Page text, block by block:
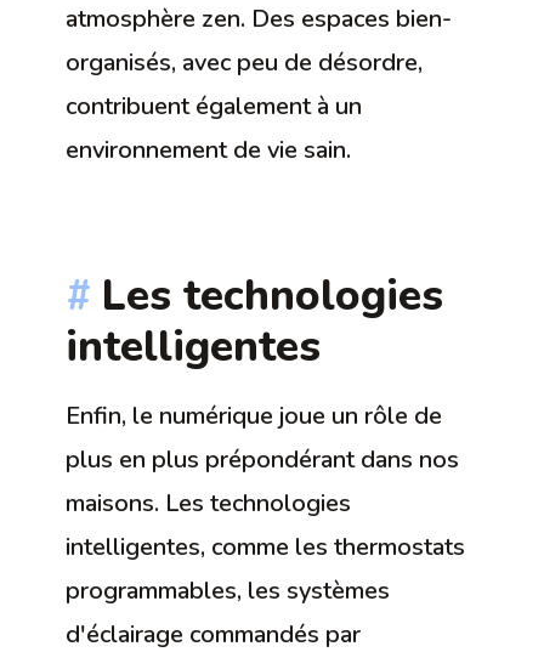
atmosphère zen. Des espaces bien-
organisés, avec peu de désordre,
contribuent également à un
environnement de vie sain.
Les technologies
intelligentes
Enfin, le numérique joue un rôle de
plus en plus prépondérant dans nos
maisons. Les technologies
intelligentes, comme les thermostats
programmables, les systèmes
d'éclairage commandés par